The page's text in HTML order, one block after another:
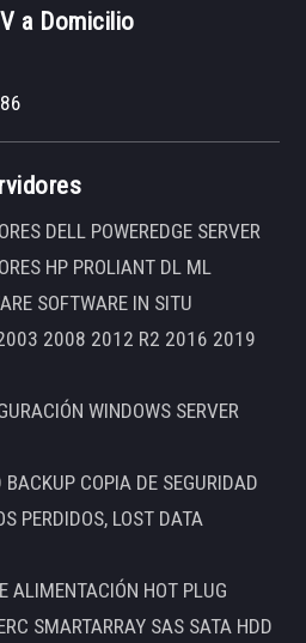
a Domicilio
DELL POWEREDGE SERVER
HP PROLIANT DL ML
SOFTWARE IN SITU
2003 2008 2012 R2 2016 2019
WINDOWS SERVER
BACKUP COPIA DE SEGURIDAD
PERDIDOS, LOST DATA
ALIMENTACIÓN HOT PLUG
SMARTARRAY SAS SATA HDD